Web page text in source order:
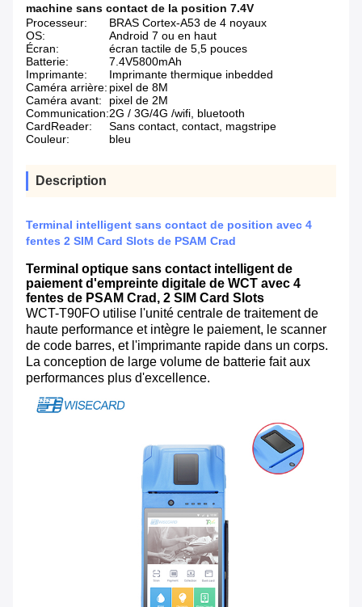
machine sans contact de la position 7.4V
Processeur:
BRAS Cortex-A53 de 4 noyaux
OS:
Android 7 ou en haut
Écran:
écran tactile de 5,5 pouces
Batterie:
7.4V5800mAh
Imprimante:
Imprimante thermique inbedded
Caméra arrière: pixel de 8M
Caméra avant:
pixel de 2M
Communication:2G / 3G/4G /wifi, bluetooth
CardReader:
Sans contact, contact, magstripe
Couleur:
bleu
Description
Terminal intelligent sans contact de position avec 4
fentes 2 SIM Card Slots de PSAM Crad
Terminal optique sans contact intelligent de
paiement d'empreinte digitale de WCT avec 4
fentes de PSAM Crad, 2 SIM Card Slots
WCT-T90FO utilise l'unité centrale de traitement de
haute performance et intègre le paiement, le scanner
de code barres, et l'imprimante rapide dans un corps.
La conception de large volume de batterie fait aux
performances plus d'excellence.